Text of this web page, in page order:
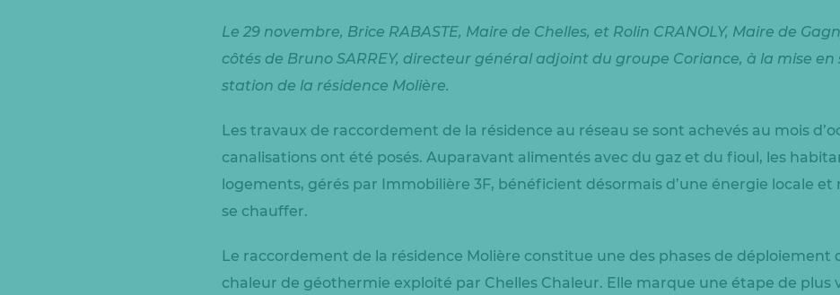
Le 29 novembre, Brice RABASTE, Maire de Chelles, et Rolin CRANOLY, Maire de
côtés de Bruno SARREY, directeur général adjoint du groupe Coriance, à la mise en
station de la résidence Molière.
Les travaux de raccordement de la résidence au réseau se sont achevés au mois
canalisations ont été posés. Auparavant alimentés avec du gaz et du fioul, les
logements, gérés par Immobilière 3F, bénéficient désormais d’une énergie locale
se chauffer.
Le raccordement de la résidence Molière constitue une des phases de déploiement
chaleur de géothermie exploité par Chelles Chaleur. Elle marque une étape de plus